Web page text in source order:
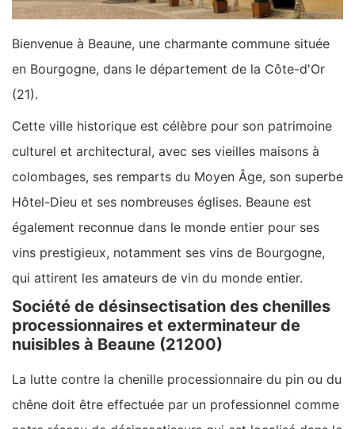
Bienvenue à Beaune, une charmante commune située
en Bourgogne, dans le département de la Côte-d'Or
(21).
Cette ville historique est célèbre pour son patrimoine
culturel et architectural, avec ses vieilles maisons à
colombages, ses remparts du Moyen Âge, son superbe
Hôtel-Dieu et ses nombreuses églises. Beaune est
également reconnue dans le monde entier pour ses
vins prestigieux, notamment ses vins de Bourgogne,
qui attirent les amateurs de vin du monde entier.
Société de désinsectisation des chenilles
processionnaires et exterminateur de
nuisibles à Beaune (21200)
La lutte contre la chenille processionnaire du pin ou du
chêne doit être effectuée par un professionnel comme